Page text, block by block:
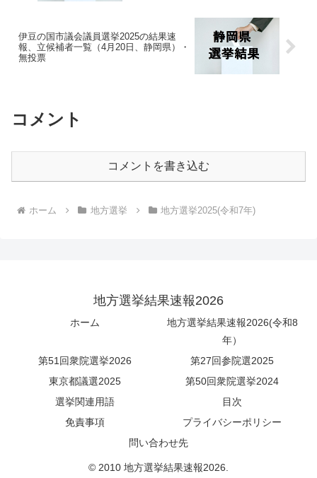
伊豆の国市議会議員選挙2025の結果速
報、立候補者一覧（4月20日、静岡県）・
無投票
コメント
コメントを書き込む
ホーム 地方選挙 地方選挙2025(令和7年)
地方選挙結果速報2026
ホーム
地方選挙結果速報2026(令和8
年）
第51回衆院選挙2026
第27回参院選2025
東京都議選2025
第50回衆院選挙2024
選挙関連用語
目次
免責事項
プライバシーポリシー
問い合わせ先
© 2010 地方選挙結果速報2026.